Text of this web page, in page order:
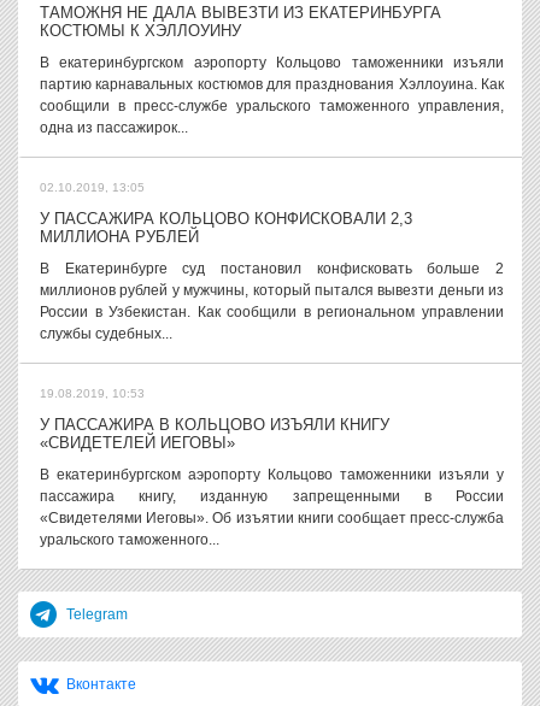
ТАМОЖНЯ НЕ ДАЛА ВЫВЕЗТИ ИЗ ЕКАТЕРИНБУРГА
КОСТЮМЫ К ХЭЛЛОУИНУ
В екатеринбургском аэропорту Кольцово таможенники изъяли
партию карнавальных костюмов для празднования Хэллоуина. Как
сообщили в пресс-службе уральского таможенного управления,
одна из пассажирок...
02.10.2019, 13:05
У ПАССАЖИРА КОЛЬЦОВО КОНФИСКОВАЛИ 2,3
МИЛЛИОНА РУБЛЕЙ
В Екатеринбурге суд постановил конфисковать больше 2
миллионов рублей у мужчины, который пытался вывезти деньги из
России в Узбекистан. Как сообщили в региональном управлении
службы судебных...
19.08.2019, 10:53
У ПАССАЖИРА В КОЛЬЦОВО ИЗЪЯЛИ КНИГУ
«СВИДЕТЕЛЕЙ ИЕГОВЫ»
В екатеринбургском аэропорту Кольцово таможенники изъяли у
пассажира книгу, изданную запрещенными в России
«Свидетелями Иеговы». Об изъятии книги сообщает пресс-служба
уральского таможенного...
Telegram
Вконтакте